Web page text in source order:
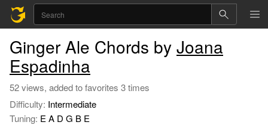
Ginger Ale Chords by Joana
Espadinha
52 views, added to favorites 3 times
Difficulty: Intermediate
Tuning: E A D G B E